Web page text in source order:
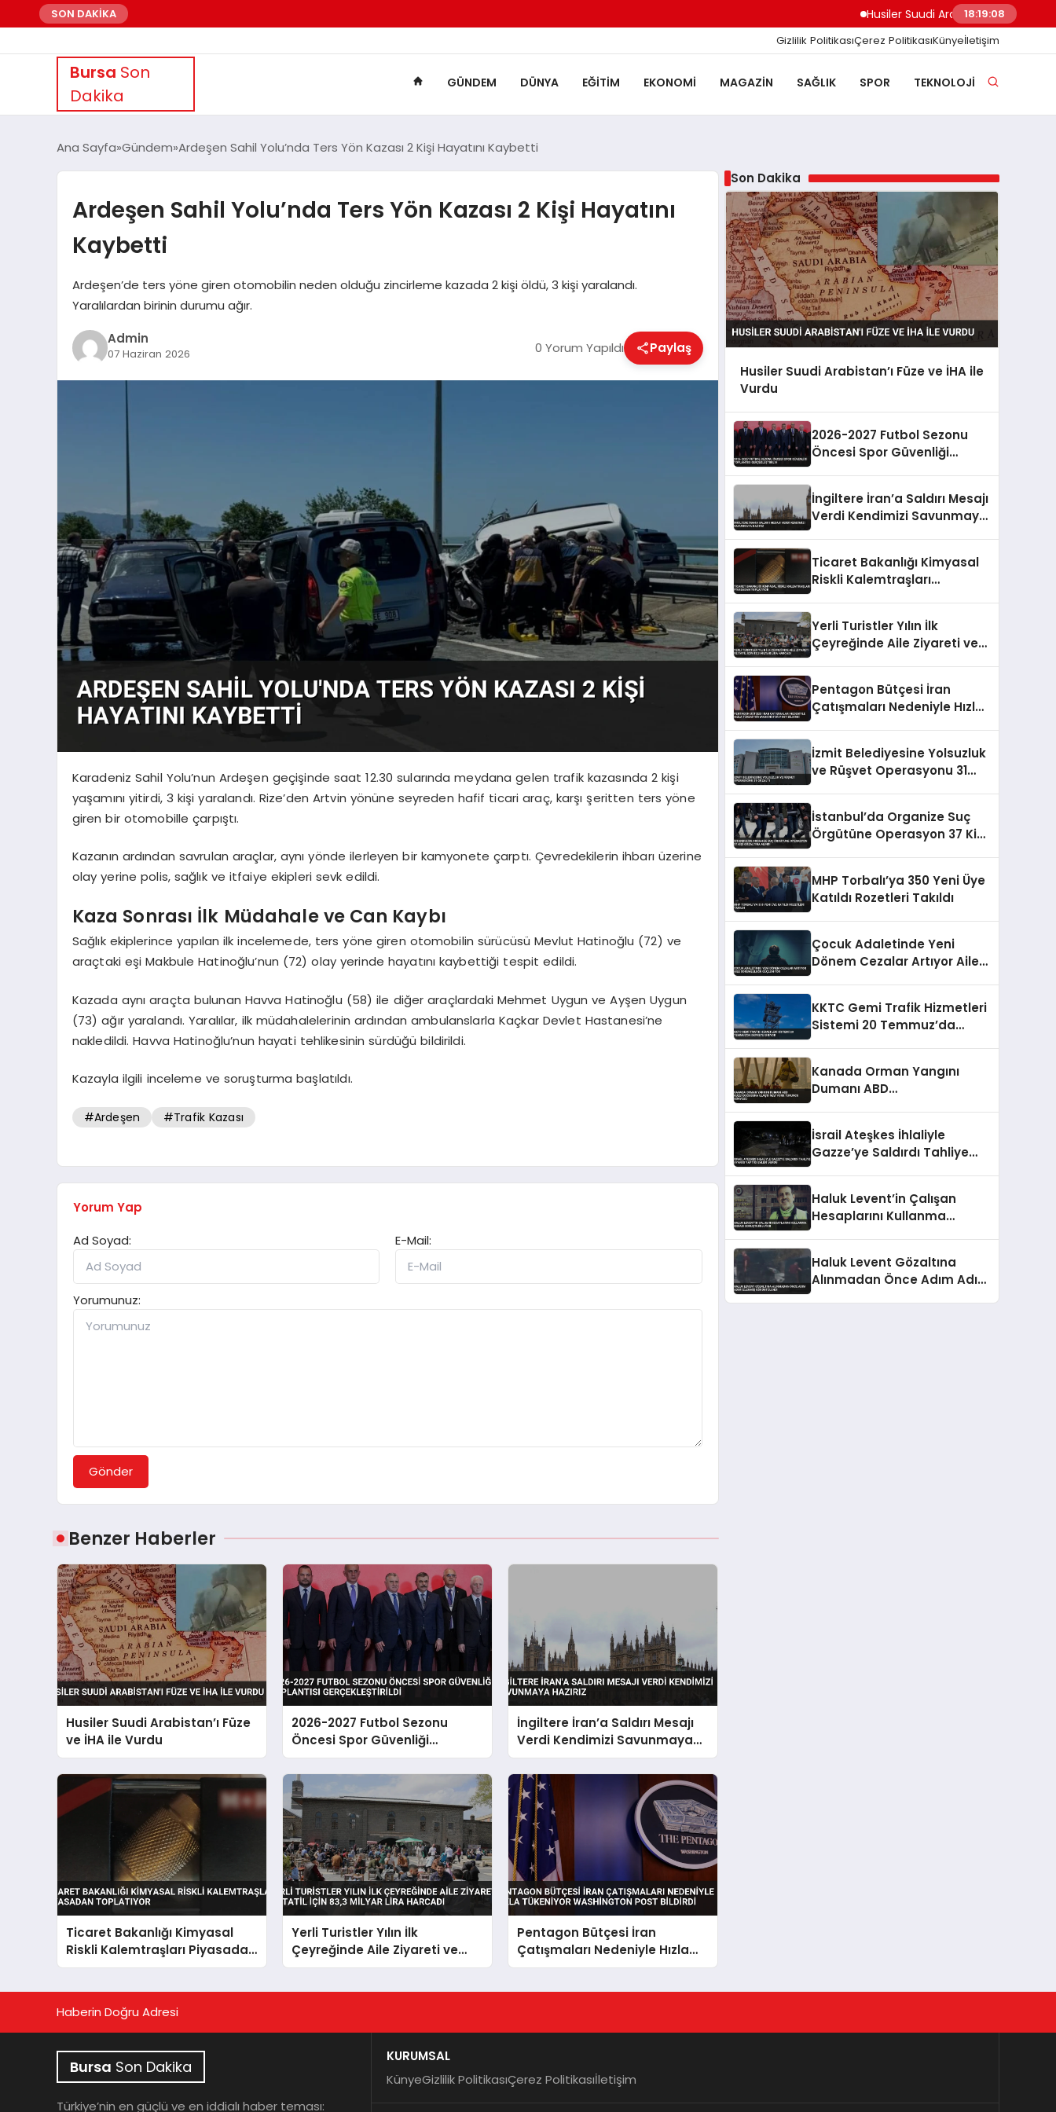
SON DAKİKA Husiler Suudi Arabistan’ı Füze ve İHA ile
18:19:09
Gizlilik PolitikasıÇerez PolitikasıKünyeİletişim
Bursa Son
Dakika
GÜNDEM DÜNYA EĞITIM EKONOMI MAGAZIN SAĞLIK SPOR TEKNOLOJI
Ana Sayfa Gündem Ardeşen Sahil Yolu’nda Ters Yön Kazası 2 Kişi Hayatını Kaybetti
Ardeşen Sahil Yolu’nda Ters Yön Kazası 2 Kişi Hayatını
Kaybetti
Ardeşen’de ters yöne giren otomobilin neden olduğu zincirleme kazada 2 kişi öldü, 3 kişi yaralandı.
Yaralılardan birinin durumu ağır.
Admin
07 Haziran 2026 0 Yorum Yapıldı Paylaş
Karadeniz Sahil Yolu’nun Ardeşen geçişinde saat 12.30 sularında meydana gelen trafik kazasında 2 kişi
yaşamını yitirdi, 3 kişi yaralandı. Rize’den Artvin yönüne seyreden hafif ticari araç, karşı şeritten ters yöne
giren bir otomobille çarpıştı.
Kazanın ardından savrulan araçlar, aynı yönde ilerleyen bir kamyonete çarptı. Çevredekilerin ihbarı üzerine
olay yerine polis, sağlık ve itfaiye ekipleri sevk edildi.
Kaza Sonrası İlk Müdahale ve Can Kaybı
Sağlık ekiplerince yapılan ilk incelemede, ters yöne giren otomobilin sürücüsü Mevlut Hatinoğlu (72) ve
araçtaki eşi Makbule Hatinoğlu’nun (72) olay yerinde hayatını kaybettiği tespit edildi.
Kazada aynı araçta bulunan Havva Hatinoğlu (58) ile diğer araçlardaki Mehmet Uygun ve Ayşen Uygun
(73) ağır yaralandı. Yaralılar, ilk müdahalelerinin ardından ambulanslarla Kaçkar Devlet Hastanesi’ne
nakledildi. Havva Hatinoğlu’nun hayati tehlikesinin sürdüğü bildirildi.
Kazayla ilgili inceleme ve soruşturma başlatıldı.
#Ardeşen #Trafik Kazası
Yorum Yap
Ad Soyad:
E-Mail:
Yorumunuz:
Gönder
Benzer Haberler
Husiler Suudi Arabistan’ı Füze
ve İHA ile Vurdu
2026-2027 Futbol Sezonu
Öncesi Spor Güvenliği
Toplantısı Gerçekleştirildi
İngiltere İran’a Saldırı Mesajı
Verdi Kendimizi Savunmaya
Hazırız
Ticaret Bakanlığı Kimyasal
Riskli Kalemtraşları Piyasadan
Toplatıyor
Yerli Turistler Yılın İlk
Çeyreğinde Aile Ziyareti ve
Tatil İçin 83,3 Milyar Lira
Pentagon Bütçesi İran
Çatışmaları Nedeniyle Hızla
Tükeniyor Washington Post
Son Dakika
Husiler Suudi Arabistan’ı Füze ve İHA ile
Vurdu
2026-2027 Futbol Sezonu
Öncesi Spor Güvenliği
İngiltere İran’a Saldırı Mesajı
Verdi Kendimizi Savunmaya
Ticaret Bakanlığı Kimyasal
Riskli Kalemtraşları
Yerli Turistler Yılın İlk
Çeyreğinde Aile Ziyareti ve
Pentagon Bütçesi İran
Çatışmaları Nedeniyle Hızla
İzmit Belediyesine Yolsuzluk
ve Rüşvet Operasyonu 31
İstanbul’da Organize Suç
Örgütüne Operasyon 37 Kişi
MHP Torbalı’ya 350 Yeni Üye
Katıldı Rozetleri Takıldı
Çocuk Adaletinde Yeni
Dönem Cezalar Artıyor Aile
KKTC Gemi Trafik Hizmetleri
Sistemi 20 Temmuz’da
Kanada Orman Yangını
Dumanı ABD
İsrail Ateşkes İhlaliyle
Gazze’ye Saldırdı Tahliye
Haluk Levent’in Çalışan
Hesaplarını Kullanma
Haluk Levent Gözaltına
Alınmadan Önce Adım Adım
Haberin Doğru Adresi
Bursa Son Dakika
Türkiye’nin en güçlü ve en iddialı haber teması:
KURUMSAL
KünyeGizlilik PolitikasıÇerez Politikasıİletişim